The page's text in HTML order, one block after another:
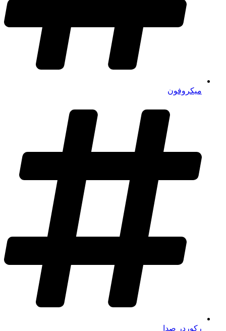
میکروفون
رکوردر صدا